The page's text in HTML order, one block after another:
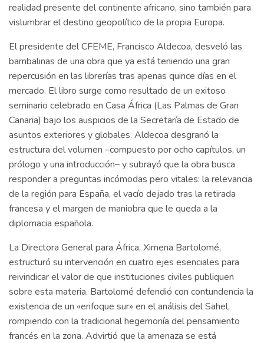
realidad presente del continente africano, sino también para
vislumbrar el destino geopolítico de la propia Europa.
El presidente del CFEME, Francisco Aldecoa, desveló las
bambalinas de una obra que ya está teniendo una gran
repercusión en las librerías tras apenas quince días en el
mercado. El libro surge como resultado de un exitoso
seminario celebrado en Casa África (Las Palmas de Gran
Canaria) bajo los auspicios de la Secretaría de Estado de
asuntos exteriores y globales. Aldecoa desgranó la
estructura del volumen –compuesto por ocho capítulos, un
prólogo y una introducción– y subrayó que la obra busca
responder a preguntas incómodas pero vitales: la relevancia
de la región para España, el vacío dejado tras la retirada
francesa y el margen de maniobra que le queda a la
diplomacia española.
La Directora General para África, Ximena Bartolomé,
estructuró su intervención en cuatro ejes esenciales para
reivindicar el valor de que instituciones civiles publiquen
sobre esta materia. Bartolomé defendió con contundencia la
existencia de un «enfoque sur» en el análisis del Sahel,
rompiendo con la tradicional hegemonía del pensamiento
francés en la zona. Advirtió que la amenaza se está